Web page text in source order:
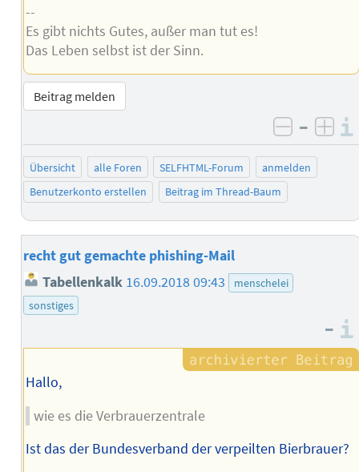
--
Es gibt nichts Gutes, außer man tut es!
Das Leben selbst ist der Sinn.
Beitrag melden
negativ
–
Übersicht alle Foren SELFHTML-Forum
anmelden
Benutzerkonto erstellen
Beitrag im Thread-Baum
recht gut gemachte phishing-Mail
Tabellenkalk 16.09.2018 09:43
menschelei
sonstiges
–
Hallo,
wie es die Verbrauerzentrale
Ist das der Bundesverband der verpeilten Bierbrauer?